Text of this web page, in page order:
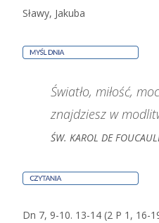
Sławy, Jakuba
Światło, miłość,
znajdziesz w
ŚW. KAROL DE
Dn 7, 9-10. 13-14 (2 P 1, 16-